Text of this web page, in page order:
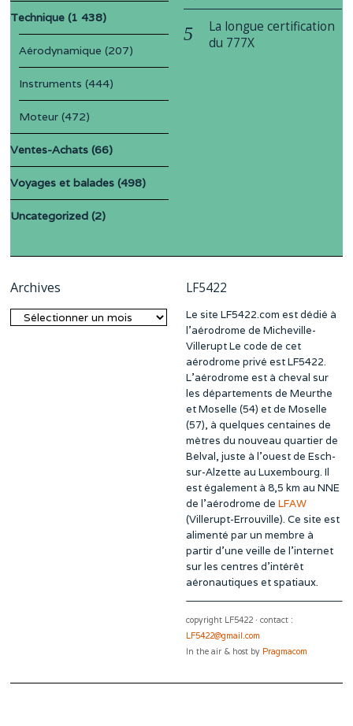
Technique (1 438)
Aérodynamique (207)
Instruments (444)
Moteur (472)
Ventes-Achats (66)
Voyages et balades (498)
Uncategorized (2)
La longue certification
du 777X
Archives
Archives
LF5422
Le site LF5422.com est dédié à
l’aérodrome de Micheville-
Villerupt Le code de cet
aérodrome privé est LF5422.
L’aérodrome est à cheval sur
les départements de Meurthe
et Moselle (54) et de Moselle
(57), à quelques centaines de
mètres du nouveau quartier de
Belval, juste à l’ouest de Esch-
sur-Alzette au Luxembourg. Il
est également à 8,5 km au NNE
de l’aérodrome de LFAW
(Villerupt-Errouville). Ce site est
alimenté par un membre à
partir d’une veille de l’internet
sur les centres d’intérêt
aéronautiques et spatiaux.
copyright LF5422 · contact :
LF5422@gmail.com
In the air & host by Pragmacom